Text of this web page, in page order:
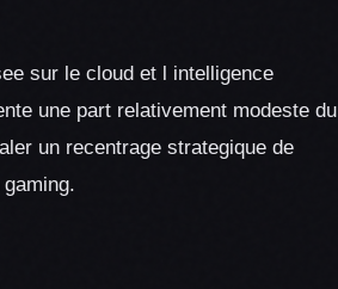
sur le cloud et l intelligence
une part relativement modeste du
un recentrage strategique de